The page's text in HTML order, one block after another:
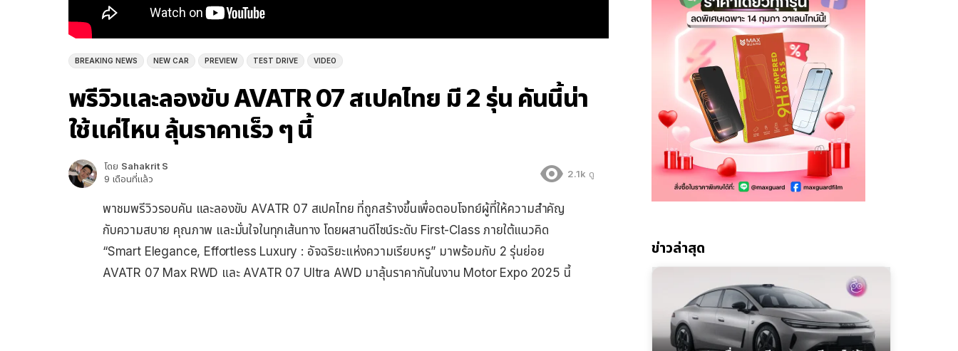
BREAKING NEWS NEW CAR PREVIEW TEST DRIVE VIDEO
พรีวิวและลองขับ AVATR 07 สเปคไทย มี 2 รุ่น คันนี้น่า
ใช้แค่ไหน ลุ้นราคาเร็ว ๆ นี้
โดย Sahakrit S
9 เดือนที่แล้ว
2.1k ดู
พาชมพรีวิวรอบคัน และลองขับ AVATR 07 สเปคไทย ที่ถูกสร้างขึ้นเพื่อตอบโจทย์ผู้ที่ให้ความสำคัญ
กับความสบาย คุณภาพ และมั่นใจในทุกเส้นทาง โดยผสานดีไซน์ระดับ First-Class ภายใต้แนวคิด
“Smart Elegance, Effortless Luxury : อัจฉริยะแห่งความเรียบหรู” มาพร้อมกับ 2 รุ่นย่อย
AVATR 07 Max RWD และ AVATR 07 Ultra AWD มาลุ้นราคากันในงาน Motor Expo 2025 นี้
ข่าวล่าสุด